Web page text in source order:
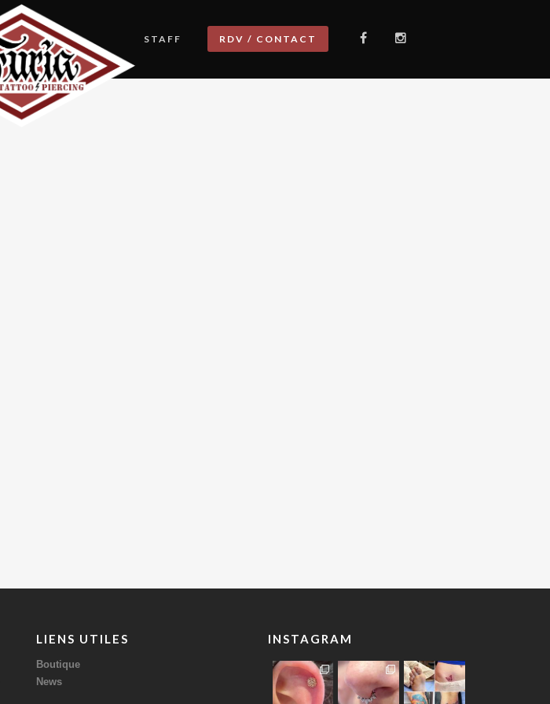
STAFF RDV / CONTACT
LIENS UTILES
Boutique
News
INSTAGRAM